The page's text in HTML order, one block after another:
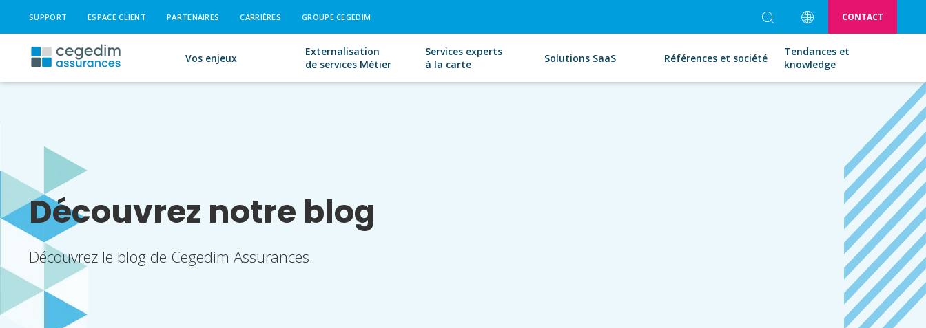
SUPPORT ESPACE CLIENT PARTENAIRES CARRIÈRES GROUPE CEGEDIM CONTACT
Vos enjeux
Externalisation
de services Métier
Services experts
à la carte
Solutions SaaS Références et société
Tendances et
knowledge
Découvrez notre blog
Découvrez le blog de Cegedim Assurances.